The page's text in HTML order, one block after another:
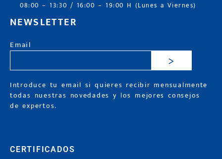
08:00 – 13:30 / 16:00 – 19:00 H (Lunes a Viernes)
NEWSLETTER
Email
>
Introduce tu email si quieres recibir mensualmente
todas nuestras novedades y los mejores consejos
de expertos.
CERTIFICADOS